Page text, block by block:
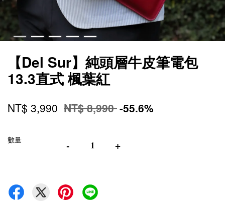
【Del Sur】純頭層牛皮筆電包
13.3直式 楓葉紅
NT$ 3,990 NT$ 8,990-55.6%
數量 - +